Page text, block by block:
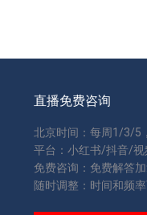
直播免费咨询
北京时间：每周1/3/5
平台：小红书/抖音/视
免费咨询：免费解答
随时调整：时间和频率